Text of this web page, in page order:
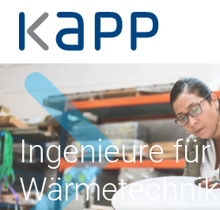
Ingenieure für
Wärmetechnik